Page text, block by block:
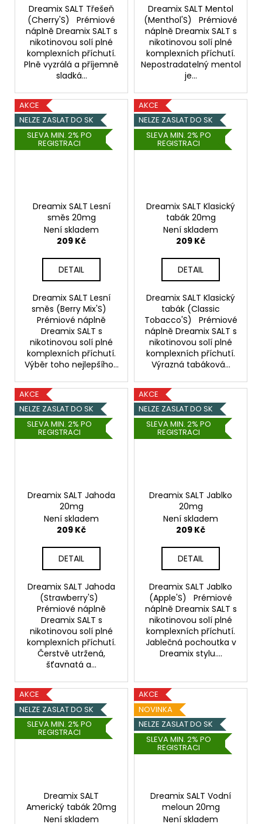
Dreamix SALT Třešeň
(Cherry'S) Prémiové
náplně Dreamix SALT s
nikotinovou solí plné
komplexních příchutí.
Plně vyzrálá a příjemně
sladká...
Dreamix SALT Mentol
(Menthol'S) Prémiové
náplně Dreamix SALT s
nikotinovou solí plné
komplexních příchutí.
Nepostradatelný mentol
je...
AKCE
NELZE ZASLAT DO SK
SLEVA MIN. 2% PO
REGISTRACI
Dreamix SALT Lesní
směs 20mg
Není skladem
209 Kč
DETAIL
Dreamix SALT Lesní
směs (Berry Mix'S)
Prémiové náplně
Dreamix SALT s
nikotinovou solí plné
komplexních příchutí.
Výběr toho nejlepšího...
AKCE
NELZE ZASLAT DO SK
SLEVA MIN. 2% PO
REGISTRACI
Dreamix SALT Klasický
tabák 20mg
Není skladem
209 Kč
DETAIL
Dreamix SALT Klasický
tabák (Classic
Tobacco'S) Prémiové
náplně Dreamix SALT s
nikotinovou solí plné
komplexních příchutí.
Výrazná tabáková...
AKCE
NELZE ZASLAT DO SK
SLEVA MIN. 2% PO
REGISTRACI
Dreamix SALT Jahoda
20mg
Není skladem
209 Kč
DETAIL
Dreamix SALT Jahoda
(Strawberry'S)
Prémiové náplně
Dreamix SALT s
nikotinovou solí plné
komplexních příchutí.
Čerstvě utržená,
šťavnatá a...
AKCE
NELZE ZASLAT DO SK
SLEVA MIN. 2% PO
REGISTRACI
Dreamix SALT Jablko
20mg
Není skladem
209 Kč
DETAIL
Dreamix SALT Jablko
(Apple'S) Prémiové
náplně Dreamix SALT s
nikotinovou solí plné
komplexních příchutí.
Jablečná pochoutka v
Dreamix stylu....
AKCE
NELZE ZASLAT DO SK
SLEVA MIN. 2% PO
REGISTRACI
Dreamix SALT
Americký tabák 20mg
Není skladem
AKCE
NOVINKA
NELZE ZASLAT DO SK
SLEVA MIN. 2% PO
REGISTRACI
Dreamix SALT Vodní
meloun 20mg
Není skladem